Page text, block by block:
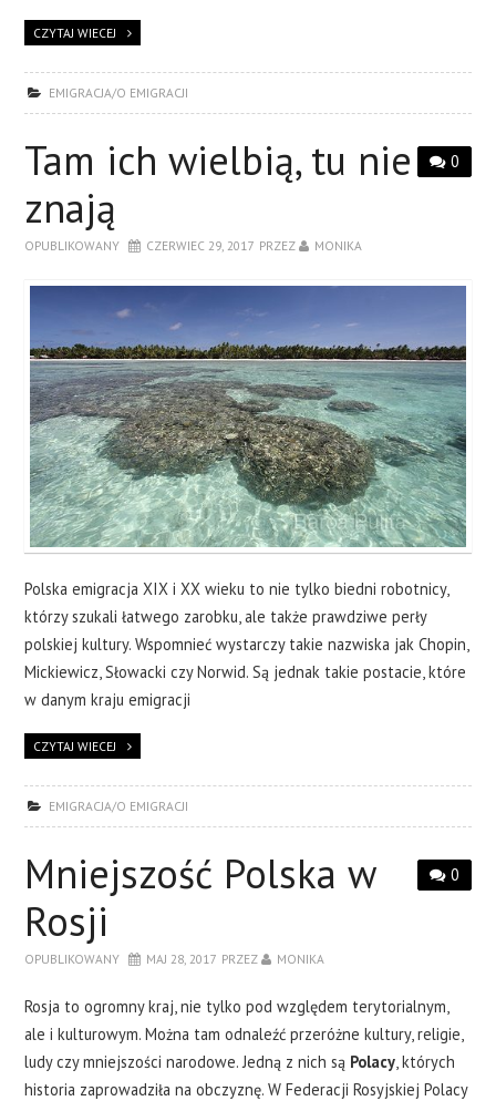
CZYTAJ WIECEJ
EMIGRACJA/O EMIGRACJI
0
Tam ich wielbią, tu nie
znają
OPUBLIKOWANY CZERWIEC 29, 2017 PRZEZ MONIKA
Polska emigracja XIX i XX wieku to nie tylko biedni robotnicy,
którzy szukali łatwego zarobku, ale także prawdziwe perły
polskiej kultury. Wspomnieć wystarczy takie nazwiska jak Chopin,
Mickiewicz, Słowacki czy Norwid. Są jednak takie postacie, które
w danym kraju emigracji
CZYTAJ WIECEJ
EMIGRACJA/O EMIGRACJI
0
Mniejszość Polska w
Rosji
OPUBLIKOWANY MAJ 28, 2017 PRZEZ MONIKA
Rosja to ogromny kraj, nie tylko pod względem terytorialnym,
ale i kulturowym. Można tam odnaleźć przeróżne kultury, religie,
ludy czy mniejszości narodowe. Jedną z nich są Polacy, których
historia zaprowadziła na obczyznę. W Federacji Rosyjskiej Polacy